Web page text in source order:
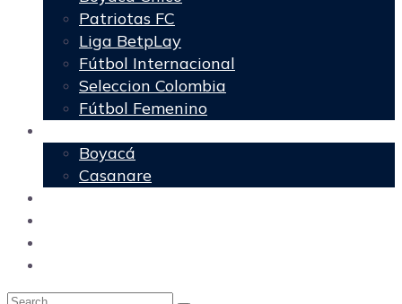
Patriotas FC
Liga BetpLay
Fútbol Internacional
Seleccion Colombia
Fútbol Femenino
Boyacá
Casanare